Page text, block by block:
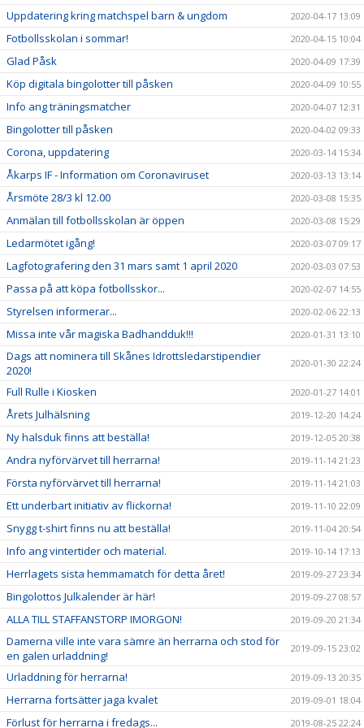
Uppdatering kring matchspel barn & ungdom 2020-04-17 13:09
Fotbollsskolan i sommar! 2020-04-15 10:04
Glad Påsk 2020-04-09 17:39
Köp digitala bingolotter till påsken 2020-04-09 10:55
Info ang träningsmatcher 2020-04-07 12:31
Bingolotter till påsken 2020-04-02 09:33
Corona, uppdatering 2020-03-14 15:34
Åkarps IF - Information om Coronaviruset 2020-03-13 13:14
Årsmöte 28/3 kl 12.00 2020-03-08 15:35
Anmälan till fotbollsskolan är öppen 2020-03-08 15:29
Ledarmötet igång! 2020-03-07 09:17
Lagfotografering den 31 mars samt 1 april 2020 2020-03-03 07:53
Passa på att köpa fotbollsskor... 2020-02-07 14:55
Styrelsen informerar... 2020-02-06 22:13
Missa inte vår magiska Badhandduk!!! 2020-01-31 13:10
Dags att nominera till Skånes Idrottsledarstipendier
2020!
2020-01-30 22:24
Full Rulle i Kiosken 2020-01-27 14:01
Årets Julhälsning 2019-12-20 14:24
Ny halsduk finns att beställa! 2019-12-05 20:38
Andra nyförvärvet till herrarna! 2019-11-14 21:23
Första nyförvärvet till herrarna! 2019-11-14 21:03
Ett underbart initiativ av flickorna! 2019-11-10 22:09
Snygg t-shirt finns nu att beställa! 2019-11-04 20:54
Info ang vintertider och material. 2019-10-14 17:13
Herrlagets sista hemmamatch för detta året! 2019-09-27 23:34
Bingolottos Julkalender är här! 2019-09-27 08:57
ALLA TILL STAFFANSTORP IMORGON! 2019-09-20 21:34
Damerna ville inte vara sämre än herrarna och stod för
en galen urladdning!
2019-09-15 23:02
Urladdning för herrarna! 2019-09-13 20:35
Herrarna fortsätter jaga kvalet 2019-09-01 18:04
Förlust för herrarna i fredags... 2019-08-25 22:24